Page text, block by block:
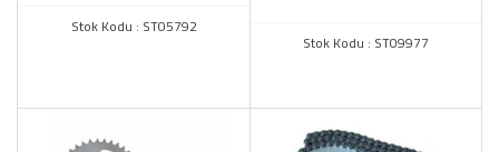
Stok Kodu : ST05792
Stok Kodu : ST09977